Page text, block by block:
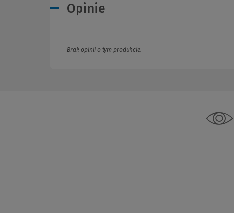
Opinie
Brak opinii o tym produkcie.